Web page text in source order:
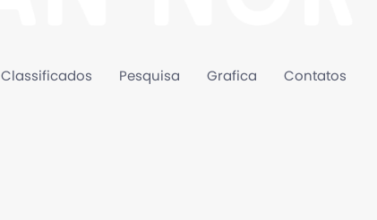
Classificados Pesquisa Grafica Contatos